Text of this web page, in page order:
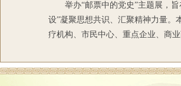
举办“邮票中的党史”主题展，
设”凝聚思想共识、汇聚精神力量。
疗机构、市民中心、重点企业、商业